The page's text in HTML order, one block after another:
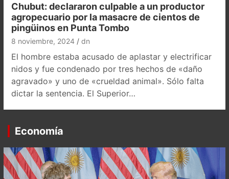
Chubut: declararon culpable a un productor
agropecuario por la masacre de cientos de
pingüinos en Punta Tombo
8 noviembre, 2024 dn
El hombre estaba acusado de aplastar y electrificar
nidos y fue condenado por tres hechos de «daño
agravado» y uno de «crueldad animal». Sólo falta
dictar la sentencia. El Superior…
Economía